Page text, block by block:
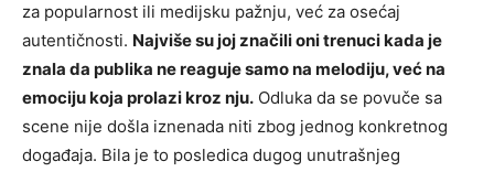
za popularnost ili medijsku pažnju, već za osećaj
autentičnosti. Najviše su joj značili oni trenuci kada je
znala da publika ne reaguje samo na melodiju, već na
emociju koja prolazi kroz nju. Odluka da se povuče sa
scene nije došla iznenada niti zbog jednog konkretnog
događaja. Bila je to posledica dugog unutrašnjeg